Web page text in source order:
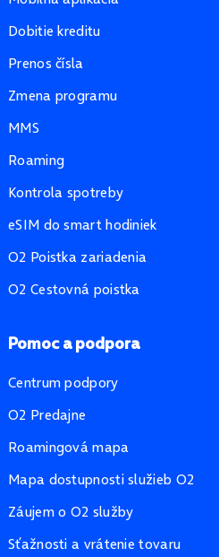
Dobitie kreditu
Prenos čísla
Zmena programu
MMS
Roaming
Kontrola spotreby
eSIM do smart hodiniek
O2 Poistka zariadenia
O2 Cestovná poistka
Pomoc a podpora
Centrum podpory
O2 Predajne
Roamingová mapa
Mapa dostupnosti služieb O2
Záujem o O2 služby
Sťažnosti a vrátenie tovaru